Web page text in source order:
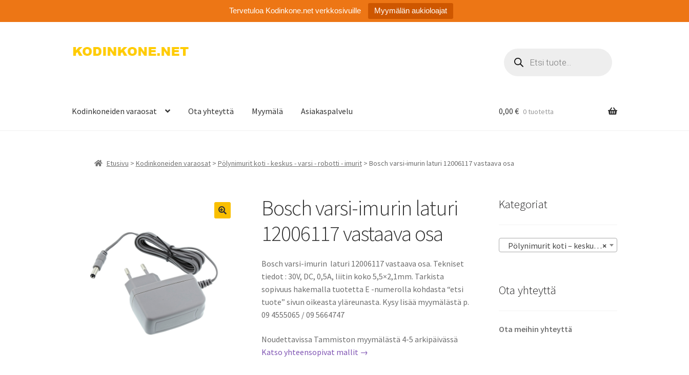
Tervetuloa Kodinkone.net verkkosivuille Myymälän aukioloajat
Siirry
Siirry
search
Kodinkoneiden varaosat Ota yhteyttä Myymälä Asiakaspalvelu 0,00 € 0 tuotetta
Etusivu > Kodinkoneiden varaosat> Pölynimurit koti - keskus - varsi - robotti - imurit> Bosch varsi-imurin laturi 12006117 vastaava osa
Bosch varsi-imurin laturi
12006117 vastaava osa
Bosch varsi-imurin laturi 12006117 vastaava osa. Tekniset
tiedot : 30V, DC, 0,5A, liitin koko 5,5×2,1mm. Tarkista
sopivuus hakemalla tuotetta E -numerolla kohdasta “etsi
tuote” sivun oikeasta yläreunasta. Kysy lisää myymälästä p.
09 4555065 / 09 5664747
Noudettavissa Tammiston myymälästä 4-5 arkipäivässä
Katso yhteensopivat mallit →
Kategoriat
×
Pölynimurit koti – keskus – varsi – robotti – imurit
Ota yhteyttä
Ota meihin yhteyttä